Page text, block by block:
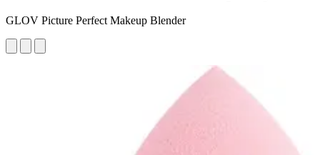
GLOV Picture Perfect Makeup Blender